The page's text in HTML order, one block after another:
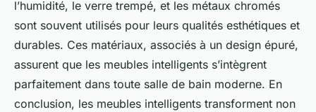
l’humidité, le verre trempé, et les métaux chromés
sont souvent utilisés pour leurs qualités esthétiques et
durables. Ces matériaux, associés à un design épuré,
assurent que les meubles intelligents s’intègrent
parfaitement dans toute salle de bain moderne. En
conclusion, les meubles intelligents transforment non